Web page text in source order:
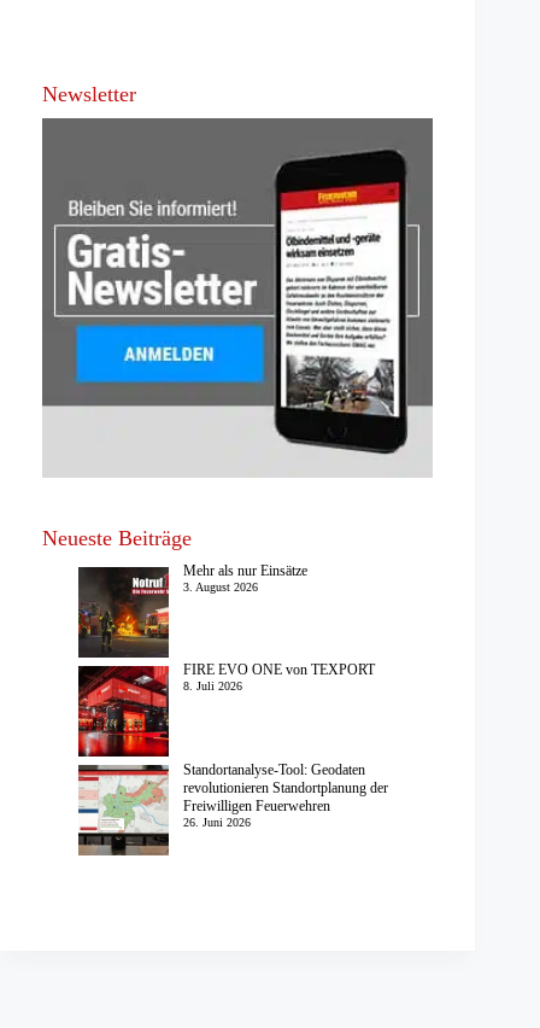
Newsletter
Neueste Beiträge
Mehr als nur Einsätze
3. August 2026
FIRE EVO ONE von TEXPORT
8. Juli 2026
Standortanalyse-Tool: Geodaten
revolutionieren Standortplanung der
Freiwilligen Feuerwehren
26. Juni 2026